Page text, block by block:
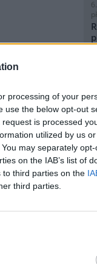
processing of your
use the below opt-out
is processed
utilized by us
may separately
on the IAB’s list of
to third parties on the
third parties.